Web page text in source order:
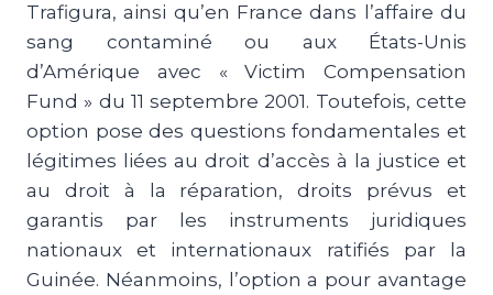
Trafigura, ainsi qu’en France dans l’affaire du
sang contaminé ou aux États-Unis
d’Amérique avec « Victim Compensation
Fund » du 11 septembre 2001. Toutefois, cette
option pose des questions fondamentales et
légitimes liées au droit d’accès à la justice et
au droit à la réparation, droits prévus et
garantis par les instruments juridiques
nationaux et internationaux ratifiés par la
Guinée. Néanmoins, l’option a pour avantage